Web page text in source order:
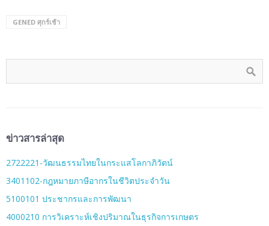
GENED ศุกร์เช้า
ข่าวสารล่าสุด
2722221-วัฒนธรรมไทยในกระแสโลกาภิวัตน์
3401102-กฎหมายภาษีอากรในชีวิตประจำวัน
5100101 ประชากรและการพัฒนา
4000210 การวิเคราะห์เชิงปริมาณในธุรกิจการเกษตร